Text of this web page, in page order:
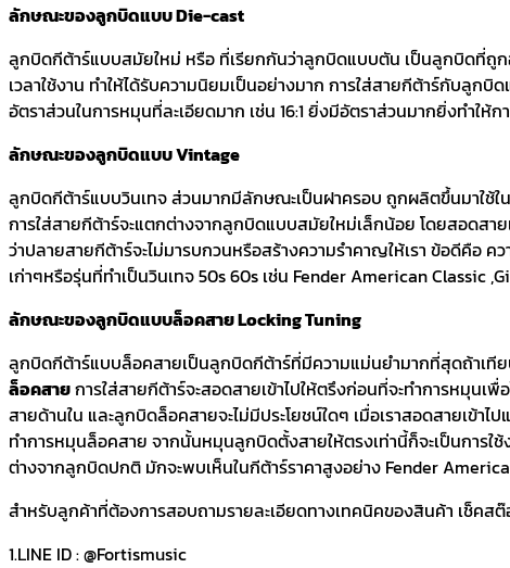
ลักษณะของลูกบิดแบบ Die-cast
ลูกบิดกีต้าร์แบบสมัยใหม่ หรือ ที่เรียกกันว่าลูกบิดแบบตัน เป็นลูกบิดที่ถู
เวลาใช้งาน ทำให้ได้รับความนิยมเป็นอย่างมาก การใส่สายกีต้าร์กับลู
อัตราส่วนในการหมุนที่ละเอียดมาก เช่น 16:1 ยิ่งมีอัตราส่วนมากยิ่งทำใ
ลักษณะของลูกบิดแบบ Vintage
ลูกบิดกีต้าร์แบบวินเทจ ส่วนมากมีลักษณะเป็นฝาครอบ ถูกผลิตขึ้นมาใช้
การใส่สายกีต้าร์จะแตกต่างจากลูกบิดแบบสมัยใหม่เล็กน้อย โดยสอดสา
ว่าปลายสายกีต้าร์จะไม่มารบกวนหรือสร้างความรำคาญให้เรา ข้อดีคือ
เก่าๆหรือรุ่นที่ทำเป็นวินเทจ 50s 60s เช่น Fender American Classic
ลักษณะของลูกบิดแบบล็อคสาย Locking Tuning
ลูกบิดกีต้าร์แบบล็อคสายเป็นลูกบิดกีต้าร์ที่มีความแม่นยำมากที่สุดถ้าเทีย
ล็อคสายการใส่สายกีต้าร์จะสอดสายเข้าไปให้ตรึงก่อนที่จะทำการหมุ
สายด้านใน และลูกบิดล็อคสายจะไม่มีประโยชน์ใดๆ เมื่อเราสอดสายเข้า
ทำการหมุนล็อคสาย จากนั้นหมุนลูกบิดตั้งสายให้ตรงเท่านี้ก็จะเป็นการ
ต่างจากลูกบิดปกติ มักจะพบเห็นในกีต้าร์ราคาสูงอย่าง Fender
สำหรับลูกค้าที่ต้องการสอบถามรายละเอียดทางเทคนิคของสินค้า เช็ค
1.LINE ID : @Fortismusic